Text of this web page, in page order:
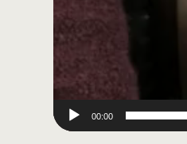
00:00